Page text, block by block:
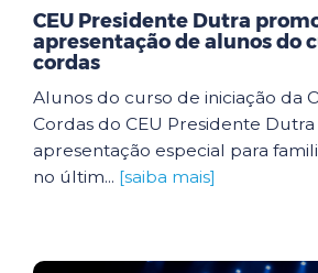
CEU Presidente Dutra
apresentação de alunos do
cordas
Alunos do curso de iniciação da
Cordas do CEU Presidente
apresentação especial para
no últim... [saiba mais]